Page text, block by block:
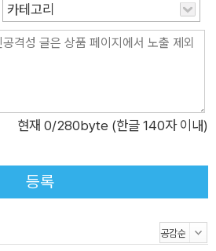
산을 막는 조치가 즉각적으로 취해졌
다고 단편적인 정보, 반쪽자리 진실만
당국자들은 공황 사태를 염려해 주민
민들의 피해를 확산시켰다. 노동절 기
했던 한 여성은 체르노빌 사고 청문회
. 나의 저주 대상은 행진하는 사람들
도자들이다”라고 증언했다. 플로히
일어나기 전, 소련 당국이 달성 불가
우고, 이에 맞춰 결함 많은 원자로가 서
할당된 전기 생산량을 채우기 위해 원
카테고리
현재 0/280byte (한글 140자 이내)
등록